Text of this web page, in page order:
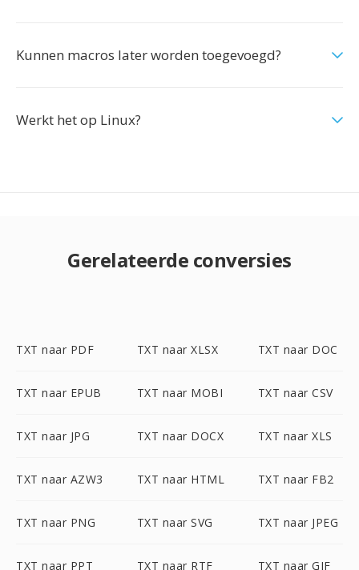
Kunnen macros later worden toegevoegd?
Werkt het op Linux?
Gerelateerde conversies
TXT naar PDF TXT naar XLSX TXT naar DOC
TXT naar EPUB TXT naar MOBI TXT naar CSV
TXT naar JPG TXT naar DOCX TXT naar XLS
TXT naar AZW3 TXT naar HTML TXT naar FB2
TXT naar PNG TXT naar SVG TXT naar JPEG
TXT naar PPT TXT naar RTF TXT naar GIF